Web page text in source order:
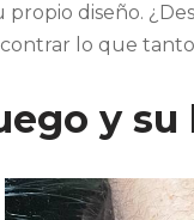
diseño.
lo que
y su